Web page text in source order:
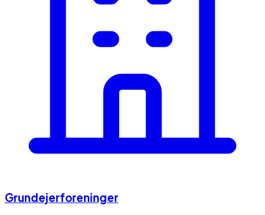
Grundejerforeninger